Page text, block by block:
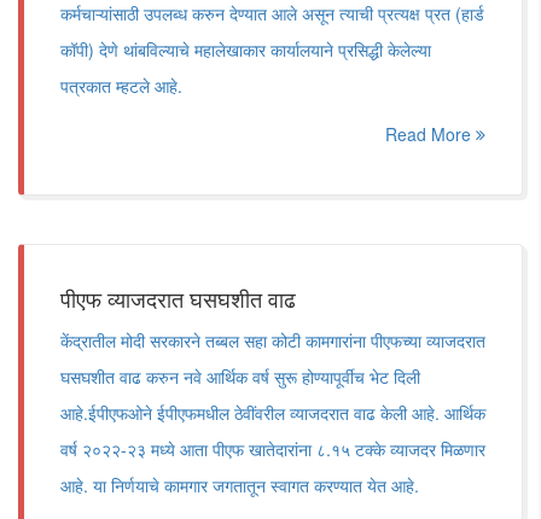
कर्मचाऱ्यांसाठी उपलब्ध करुन देण्यात आले असून त्याची प्रत्यक्ष प्रत (हार्ड
कॉपी) देणे थांबविल्याचे महालेखाकार कार्यालयाने प्रसिद्धी केलेल्या
पत्रकात म्हटले आहे.
Read More
पीएफ व्याजदरात घसघशीत वाढ
केंद्रातील मोदी सरकारने तब्बल सहा कोटी कामगारांना पीएफच्या व्याजदरात
घसघशीत वाढ करुन नवे आर्थिक वर्ष सुरू होण्यापूर्वीच भेट दिली
आहे.ईपीएफओने ईपीएफमधील ठेवींवरील व्याजदरात वाढ केली आहे. आर्थिक
वर्ष २०२२-२३ मध्ये आता पीएफ खातेदारांना ८.१५ टक्के व्याजदर मिळणार
आहे. या निर्णयाचे कामगार जगतातून स्वागत करण्यात येत आहे.